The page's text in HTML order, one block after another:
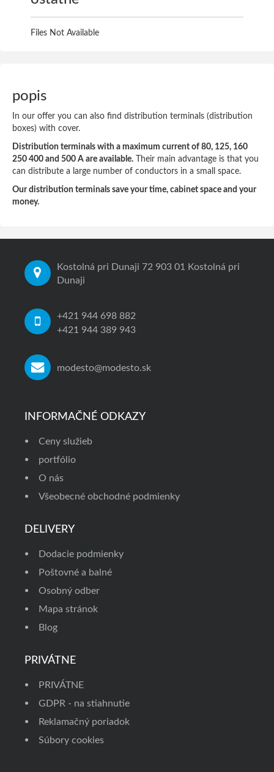
Files Not Available
popis
In our offer you can also find distribution terminals (distribution
boxes) with cover.
Distribution terminals with a maximum current of 80, 125, 160
250 400 and 500 A are available. Their main advantage is that you
can distribute a large number of conductors in a small space.
Our distribution terminals save your time, cabinet space and your
money.
Kostolná pri Dunaji 72 903 01 Kostolná pri
Dunaji
+421 944 698 882
+421 944 389 943
modesto@modesto.sk
INFORMAČNÉ ODKAZY
Ceny služieb
portfólio
O nás
Všeobecné obchodné podmienky
DELIVERY
Dodacie podmienky
Poštovné a balné
Osobný odber
Mapa stránok
Blog
PRIVÁTNE
PRIVÁTNE
GDPR - na stiahnutie
Reklamačný poriadok
Súbory cookies